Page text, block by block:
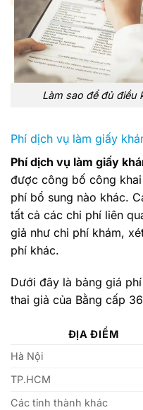
Làm sao để đủ điều
Phí dịch vụ làm giấy
Phí dịch vụ làm giấy
được công bố công
phí bổ sung nào khác.
tất cả các chi phí liên
giả như chi phí khám,
phí khác.
Dưới đây là bảng giá
thai giả của Bằng cấp
ĐỊA ĐIỂM
Hà Nội
TP.HCM
Các tỉnh thành khác